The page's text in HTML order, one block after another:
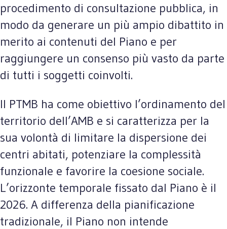
procedimento di consultazione pubblica, in
modo da generare un più ampio dibattito in
merito ai contenuti del Piano e per
raggiungere un consenso più vasto da parte
di tutti i soggetti coinvolti.
Il PTMB ha come obiettivo l’ordinamento del
territorio dell’AMB e si caratterizza per la
sua volontà di limitare la dispersione dei
centri abitati, potenziare la complessità
funzionale e favorire la coesione sociale.
L’orizzonte temporale fissato dal Piano è il
2026. A differenza della pianificazione
tradizionale, il Piano non intende